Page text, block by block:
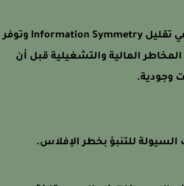
تساعد المحاسبة في تقليل Information Symmetry وتوفر
المالية والتشغيلية قبل أن
للتنبؤ بخطر الإفلاس.